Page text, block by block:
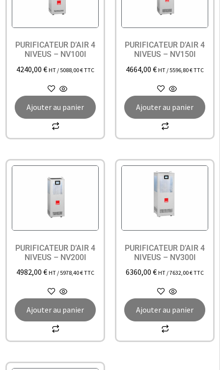
PURIFICATEUR D’AIR 4
NIVEUS – NV100I
4240,00 € HT / 5088,00€TTC
Ajouter au panier
PURIFICATEUR D’AIR 4
NIVEUS – NV150I
4664,00 € HT / 5596,80€TTC
Ajouter au panier
PURIFICATEUR D’AIR 4
NIVEUS – NV200I
4982,00 € HT / 5978,40€TTC
Ajouter au panier
PURIFICATEUR D’AIR 4
NIVEUS – NV300I
6360,00 € HT /7632,00€TTC
Ajouter au panier